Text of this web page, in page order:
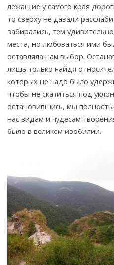
лежащие у самого края
то сверху не давали
забирались, тем
места, но любоваться ими
оставляла нам выбор.
лишь только найдя
которых не надо было
чтобы не скатиться под
остановившись, мы
нас видам и чудесам
было в великом изобилии.